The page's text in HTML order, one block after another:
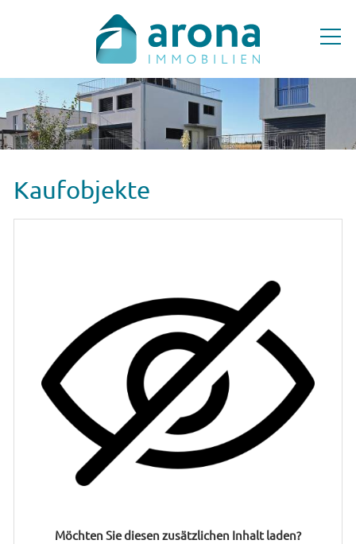
ANGEBOTE
MIETOBJEKTE
DIENSTLEISTUNGEN
NEWS & TIPPS
IMMOTALK
KONTAKT
Kaufobjekte
Möchten Sie diesen zusätzlichen Inhalt laden?